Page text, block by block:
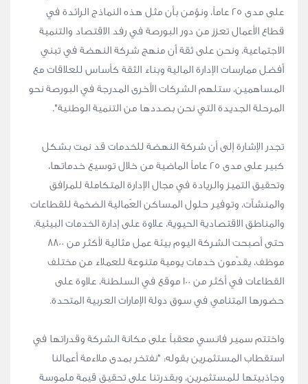
على مدى 25 عاماً، ونؤمن بأن مثل هذه النماذج الرائدة في
قطاع الأعمال تعزز من دور البورصة في رفد الاقتصاد والتنمية
الاجتماعية، ونحن على ثقة أن منهج شركة النهضة في تبني
أفضل ممارسات الإدارة المالية وبناء الثقة كأساس للعلاقات مع
المساهمين، ستلهم الشركات الأخرى المدرجة في البورصة نحو
المرحلة الجديدة التي نحن بصددها من التنمية الوطنية".
تجدر الإشارة إلى أن شركة النهضة للخدمات قد نمت بشكل
كبير على مدى 25 عاماً الماضية من خلال توسيع خدماتها،
وتحقيق التميز والريادة في مجال الإدارة المتكاملة للمرافق
والمنشآت، وتوفير حلول المساكن العُمالية الضخمة للقطاعات
والمناطق الاقتصادية الحيوية، علاوة على إدارة الخدمات البيئية،
حتى أصبحت الشركة اليوم بيئة عمل مثالية لأكثر من 8800
موظف، يقدّمون خدمات يومية متنوعة للعملاء من مختلف
القطاعات في أكثر من 100 موقع في السلطنة، علاوة على
حضورها المتنامي في سوق دولة الإمارات العربية المتحدة.
واختتم سمير فانسي معقباً على مكانة الشركة وقدراتها في
استقطاب المستثمرين بقوله: "نفتخر بمدى ملاءمة أعمالنا
وجاذبيتها للمستثمرين، وبقدرتنا على تحقيق قيمة ملموسة